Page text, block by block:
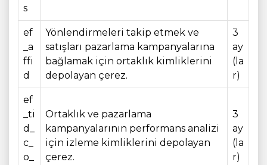
s
ef
_a
ffi
d
Yönlendirmeleri takip etmek ve
satışları pazarlama kampanyalarına
bağlamak için ortaklık kimliklerini
depolayan çerez.
3
ay
(la
r)
ef
_ti
d_
c_
o_
Ortaklık ve pazarlama
kampanyalarının performans analizi
için izleme kimliklerini depolayan
çerez.
3
ay
(la
r)